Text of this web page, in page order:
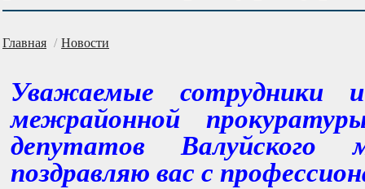
Главная / Новости
Уважаемые сотрудники
межрайонной
депутатов Валуйского
поздравляю вас с